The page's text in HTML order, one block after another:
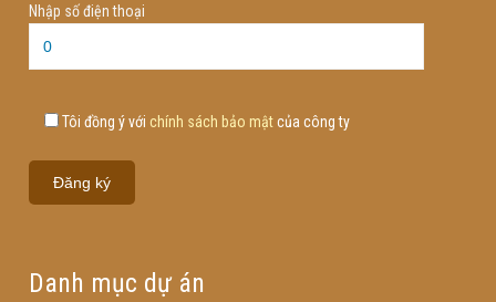
Nhập số điện thoại
Tôi đồng ý với chính sách bảo mậtcủa công ty
Danh mục dự án